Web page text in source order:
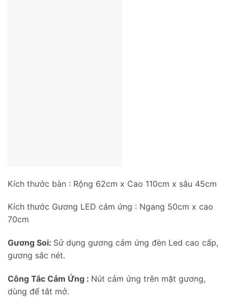
Kích thước bàn : Rộng 62cm x Cao 110cm x sâu 45cm
Kích thước Gương LED cảm ứng : Ngang 50cm x cao
70cm
Gương Soi: Sử dụng gương cảm ứng đèn Led cao cấp,
gương sắc nét.
Công Tắc Cảm Ứng : Nút cảm ứng trên mặt gương,
dùng để tắt mở.